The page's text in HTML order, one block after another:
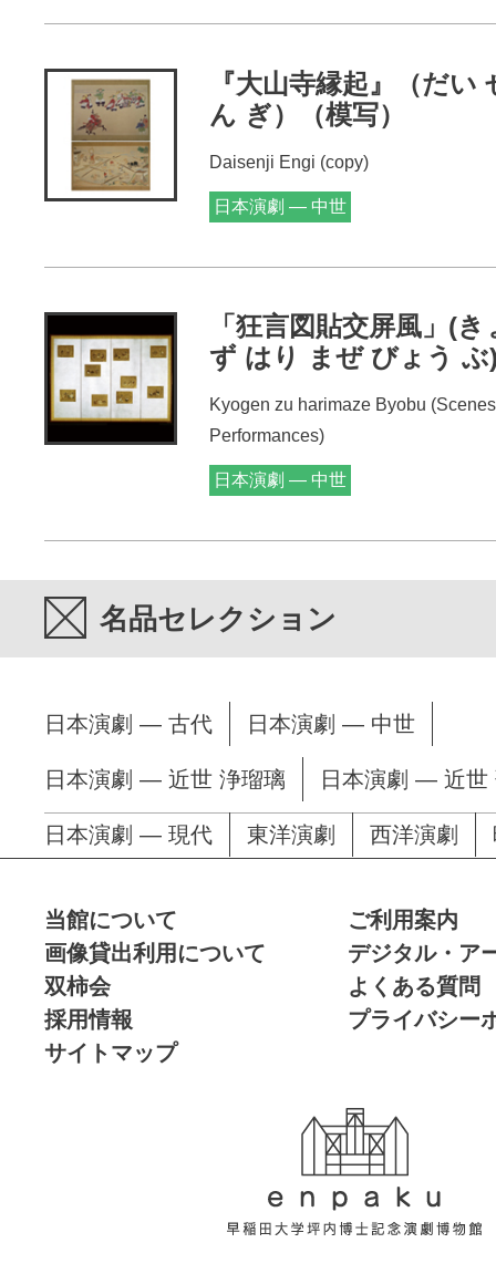
『大山寺縁起』（だい
ん ぎ）（模写）
Daisenji Engi (copy)
日本演劇 — 中世
「狂言図貼交屏風」(
ず はり まぜ びょう ぶ
Kyogen zu harimaze Byobu
Performances)
日本演劇 — 中世
名品セレクション
日本演劇 — 古代 日本演劇 — 中世
日本演劇 — 近世 浄瑠璃 日本演劇 — 近世
日本演劇 — 現代 東洋演劇 西洋演劇
当館について
ご利用案内
画像貸出利用について
デジタル・ア
双柿会
よくある質問
採用情報
プライバシー
サイトマップ